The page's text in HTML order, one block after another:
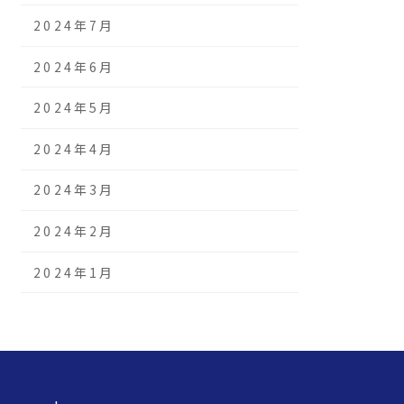
2024年7月
2024年6月
2024年5月
2024年4月
2024年3月
2024年2月
2024年1月